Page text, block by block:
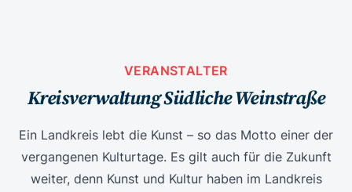
VERANSTALTER
Kreisverwaltung Südliche Weinstraße
Ein Landkreis lebt die Kunst – so das Motto einer der
vergangenen Kulturtage. Es gilt auch für die Zukunft
weiter, denn Kunst und Kultur haben im Landkreis